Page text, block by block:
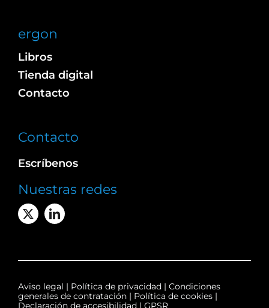
ergon
Libros
Tienda digital
Contacto
Contacto
Escríbenos
Nuestras redes
Aviso legal | Política de privacidad | Condiciones
generales de contratación| Política de cookies|
Declaración de accesibilidad| GPSR